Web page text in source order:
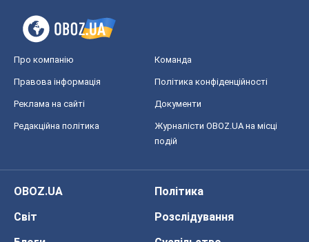
Про компанію Команда
Правова інформація Політика конфіденційності
Реклама на сайті Документи
Редакційна політика
Журналісти OBOZ.UA на місці
подій
OBOZ.UA
Політика
Світ
Розслідування